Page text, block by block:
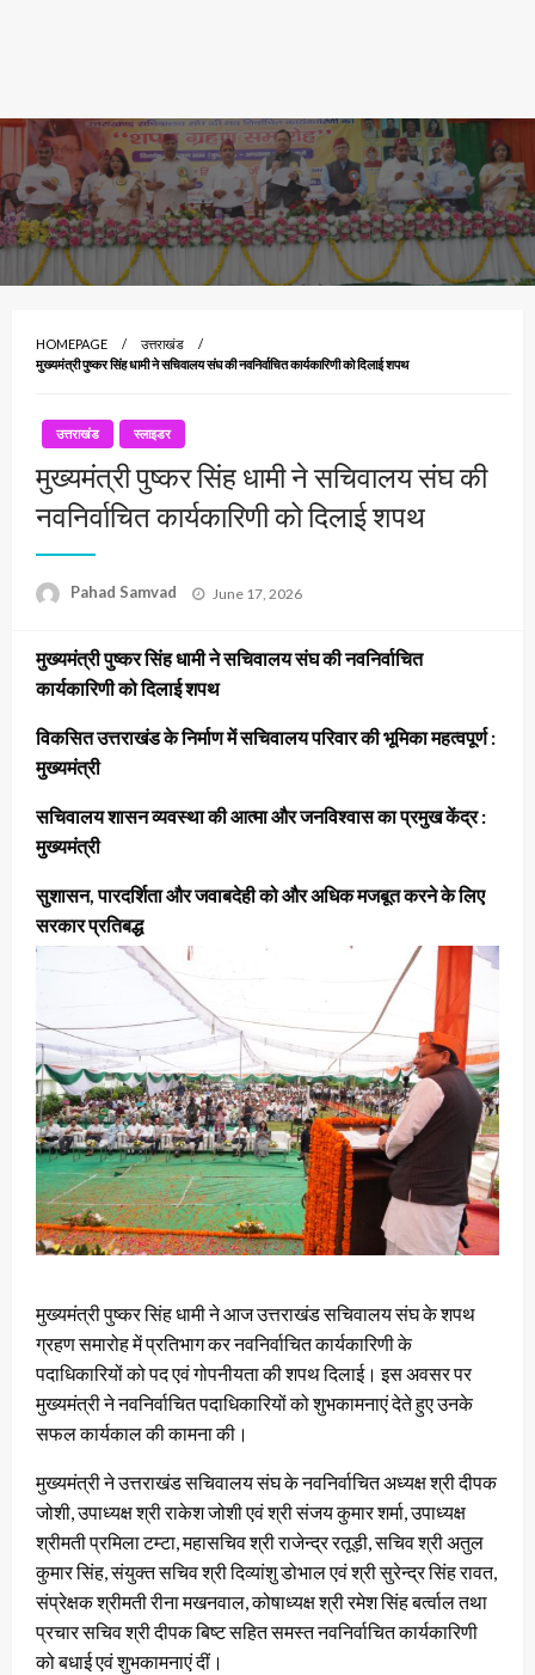
HOMEPAGE
उत्तराखंड
मुख्यमंत्री पुष्कर सिंह धामी ने सचिवालय संघ की नवनिर्वाचित कार्यकारिणी को दिलाई शपथ
उत्तराखंड स्लाइडर
मुख्यमंत्री पुष्कर सिंह धामी ने सचिवालय संघ की
नवनिर्वाचित कार्यकारिणी को दिलाई शपथ
Pahad Samvad
Posted
June 17, 2026
मुख्यमंत्री पुष्कर सिंह धामी ने सचिवालय संघ की नवनिर्वाचित
कार्यकारिणी को दिलाई शपथ
विकसित उत्तराखंड के निर्माण में सचिवालय परिवार की भूमिका महत्वपूर्ण :
मुख्यमंत्री
सचिवालय शासन व्यवस्था की आत्मा और जनविश्वास का प्रमुख केंद्र :
मुख्यमंत्री
सुशासन, पारदर्शिता और जवाबदेही को और अधिक मजबूत करने के लिए
सरकार प्रतिबद्ध
मुख्यमंत्री पुष्कर सिंह धामी ने आज उत्तराखंड सचिवालय संघ के शपथ
ग्रहण समारोह में प्रतिभाग कर नवनिर्वाचित कार्यकारिणी के
पदाधिकारियों को पद एवं गोपनीयता की शपथ दिलाई। इस अवसर पर
मुख्यमंत्री ने नवनिर्वाचित पदाधिकारियों को शुभकामनाएं देते हुए उनके
सफल कार्यकाल की कामना की।
मुख्यमंत्री ने उत्तराखंड सचिवालय संघ के नवनिर्वाचित अध्यक्ष श्री दीपक
जोशी, उपाध्यक्ष श्री राकेश जोशी एवं श्री संजय कुमार शर्मा, उपाध्यक्ष
श्रीमती प्रमिला टम्टा, महासचिव श्री राजेन्द्र रतूड़ी, सचिव श्री अतुल
कुमार सिंह, संयुक्त सचिव श्री दिव्यांशु डोभाल एवं श्री सुरेन्द्र सिंह रावत,
संप्रेक्षक श्रीमती रीना मखनवाल, कोषाध्यक्ष श्री रमेश सिंह बर्त्वाल तथा
प्रचार सचिव श्री दीपक बिष्ट सहित समस्त नवनिर्वाचित कार्यकारिणी
को बधाई एवं शुभकामनाएं दीं।